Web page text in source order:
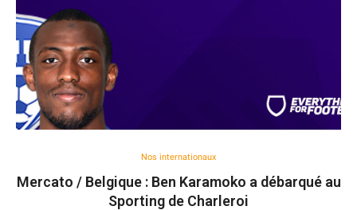
Nos internationaux
Mercato / Belgique : Ben Karamoko a débarqué au
Sporting de Charleroi